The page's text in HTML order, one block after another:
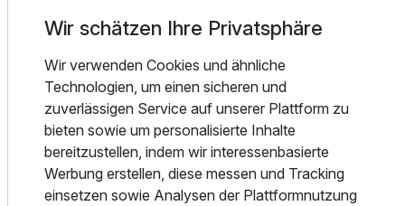
Das hoteleigene Restaurant im Hotel Lafonte lädt seine
Gäste täglich von 7:00 bis 22:00 Uhr zu kulinarischen
Genüssen ein. Der Tag beginnt mit einem reichhaltigen
Frühstücksbuffet, das von 7:00 bis 10:00 Uhr serviert wird
und eine Vielzahl an Optionen für jeden Geschmack bietet.
Zum Mittag- und Abendessen genießen die Gäste ein
sorgfältig zusammengestelltes 3-Gänge-Menü mit einer
Auswahl aus drei regional inspirierten Gerichten. Das
Wir schätzen Ihre Privatsphäre
Wir verwenden Cookies und ähnliche
Technologien, um einen sicheren und
zuverlässigen Service auf unserer Plattform zu
bieten sowie um personalisierte Inhalte
bereitzustellen, indem wir interessenbasierte
Werbung erstellen, diese messen und Tracking
einsetzen sowie Analysen der Plattformnutzung